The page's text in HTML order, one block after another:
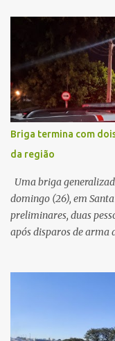
suspeito alegou que
e passou a orientar a
ser realizados. Dias
PDF simulando uma
Na sequência, entrou
link, orientando a
concluir a suposta
procedimento, a conta
horas. Sem conseguir
novamente contato
resposta. Na segunda-
Briga termina com
da região
Uma briga
domingo (26), em
preliminares, duas
após disparos de arma
diversos disparos.
três pessoas foram